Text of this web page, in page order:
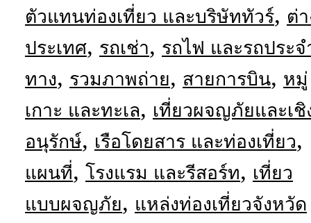
ตัวแทนท่องเที่ยว และบริษัททัวร์, ต่
ประเทศ, รถเช่า, รถไฟ และรถประจ
ทาง, รวมภาพถ่าย, สายการบิน, หมู่
เกาะ และทะเล, เที่ยวผจญภัยและเชิ
อนุรักษ์, เรือโดยสาร และท่องเที่ยว,
แผนที่, โรงแรม และรีสอร์ท, เที่ยว
แบบผจญภัย, แหล่งท่องเที่ยวจังหวัด